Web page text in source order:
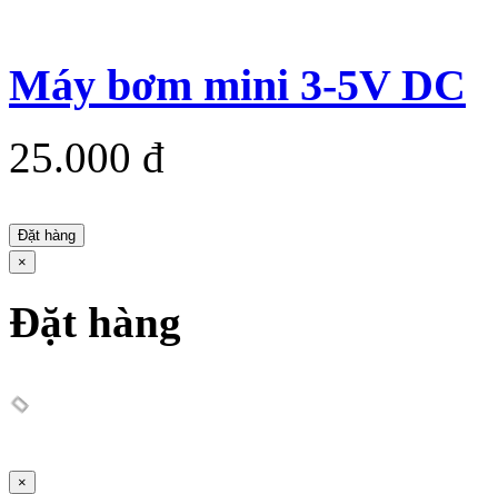
Máy bơm mini 3-5V DC
25.000 đ
Đặt hàng
×
Đặt hàng
×